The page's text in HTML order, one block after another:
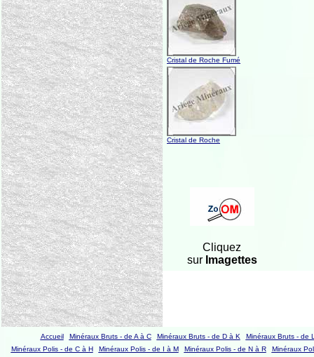
Cristal de Roche Fumé
Cristal de Roche
Cliquez
surImagettes
Accueil Minéraux Bruts - de A à C Minéraux Bruts - de D à K
Minéraux Bruts - de
Minéraux Polis - de C à H
Minéraux Polis - de I à M Minéraux Polis - de N à R
Minéraux